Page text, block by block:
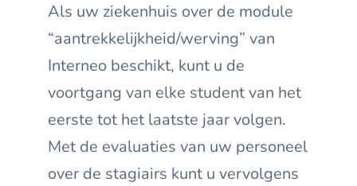
Als uw ziekenhuis over de module
“aantrekkelijkheid/werving” van
Interneo beschikt, kunt u de
voortgang van elke student van het
eerste tot het laatste jaar volgen.
Met de evaluaties van uw personeel
over de stagiairs kunt u vervolgens